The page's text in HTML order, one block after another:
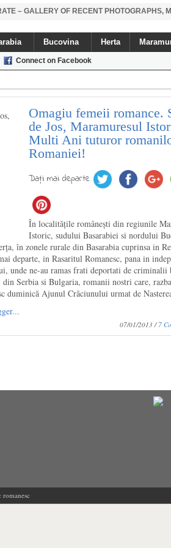
– GALLERY OF RECENT PHOTOGRAPHS,
Bucovina Herta
Connect on Facebook
Omagiu femeii romance.
de Jos, Maramuresul
Multi Ani tuturor
Romaniei!
Daţi mai departe
În localitățile românești din regiunile
Istoric, sudului Basarabiei si nordului
în zonele rurale din Basarabia cuprinsa in
departe, in Rasaritul Romanesc, pana in
unde ne-au ramas frati deportati de
Serbia si Bulgaria, romanii nostri care,
duminică Ajunul Crăciunului urmat de
07/01/2013 / 7
romanesc